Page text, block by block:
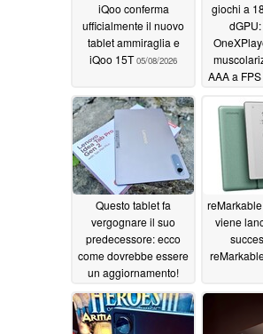
iQoo conferma
ufficialmente il nuovo
tablet ammiraglia e
iQoo 15T05/08/2026
giochi a
AAA a
05/
Questo tablet fa
vergognare il suo
predecessore: ecco
come dovrebbe essere
un aggiornamento!
05/07/2026
viene